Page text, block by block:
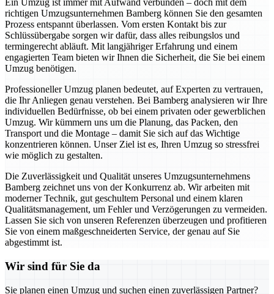
Ein Umzug ist immer mit Aufwand verbunden – doch mit dem
richtigen Umzugsunternehmen Bamberg können Sie den gesamten
Prozess entspannt überlassen. Vom ersten Kontakt bis zur
Schlüssübergabe sorgen wir dafür, dass alles reibungslos und
termingerecht abläuft. Mit langjähriger Erfahrung und einem
engagierten Team bieten wir Ihnen die Sicherheit, die Sie bei einem
Umzug benötigen.
Professioneller Umzug planen bedeutet, auf Experten zu vertrauen,
die Ihr Anliegen genau verstehen. Bei Bamberg analysieren wir Ihre
individuellen Bedürfnisse, ob bei einem privaten oder gewerblichen
Umzug. Wir kümmern uns um die Planung, das Packen, den
Transport und die Montage – damit Sie sich auf das Wichtige
konzentrieren können. Unser Ziel ist es, Ihren Umzug so stressfrei
wie möglich zu gestalten.
Die Zuverlässigkeit und Qualität unseres Umzugsunternehmens
Bamberg zeichnet uns von der Konkurrenz ab. Wir arbeiten mit
moderner Technik, gut geschultem Personal und einem klaren
Qualitätsmanagement, um Fehler und Verzögerungen zu vermeiden.
Lassen Sie sich von unseren Referenzen überzeugen und profitieren
Sie von einem maßgeschneiderten Service, der genau auf Sie
abgestimmt ist.
Wir sind für Sie da
Sie planen einen Umzug und suchen einen zuverlässigen Partner?